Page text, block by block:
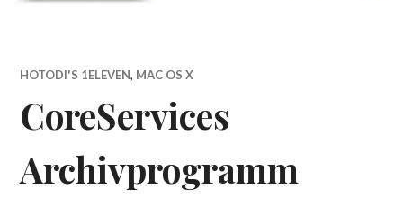
HOTODI'S 1ELEVEN, MAC OS X
CoreServices
Archivprogramm